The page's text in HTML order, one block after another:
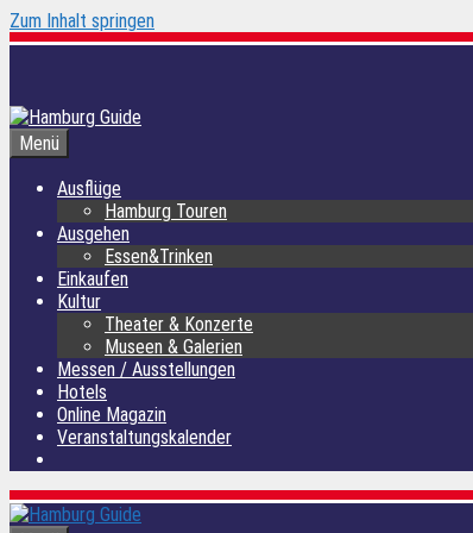
Zum Inhalt springen
Menü
Ausflüge
Hamburg Touren
Ausgehen
Essen&Trinken
Einkaufen
Kultur
Theater & Konzerte
Museen & Galerien
Messen / Ausstellungen
Hotels
Online Magazin
Veranstaltungskalender